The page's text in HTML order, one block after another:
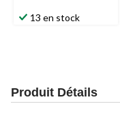
13 en stock
Produit Détails